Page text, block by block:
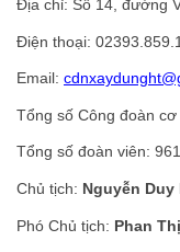
Địa chỉ: Số 14, đường
Điện thoại:
Email:
Tổng số Công đoàn
Tổng số đoàn viên: 961
Chủ tịch: Nguyễn Duy
Phó Chủ tịch: Phan